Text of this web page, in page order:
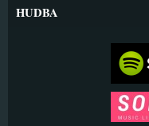
HUDBA